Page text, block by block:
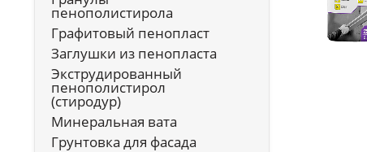
пенополистирола
Графитовый пенопласт
Заглушки из пенопласта
Экструдированный
пенополистирол
(стиродур)
Минеральная вата
Грунтовка для фасада